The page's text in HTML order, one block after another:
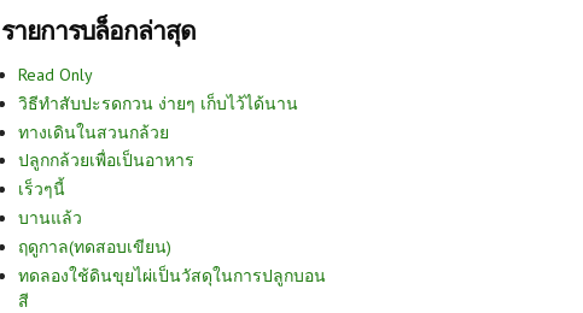
รายการบล็อกล่าสุด
Read Only
วิธีทำสับปะรดกวน ง่ายๆ เก็บไว้ได้นาน
ทางเดินในสวนกล้วย
ปลูกกล้วยเพื่อเป็นอาหาร
เร็วๆนี้
บานแล้ว
ฤดูกาล(ทดสอบเขียน)
ทดลองใช้ดินขุยไผ่เป็นวัสดุในการปลูกบอน
สี